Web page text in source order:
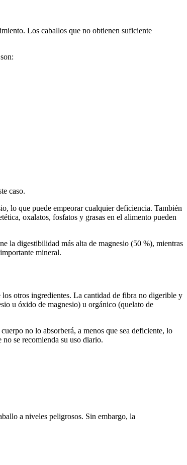
Los caballos que no obtienen suficiente
caso.
lo que puede empeorar cualquier deficiencia. También
oxalatos, fosfatos y grasas en el alimento pueden
la digestibilidad más alta de magnesio (50 %), mientras
mineral.
los otros ingredientes. La cantidad de fibra no digerible y
u óxido de magnesio) u orgánico (quelato de
no lo absorberá, a menos que sea deficiente, lo
se recomienda su uso diario.
a niveles peligrosos. Sin embargo, la